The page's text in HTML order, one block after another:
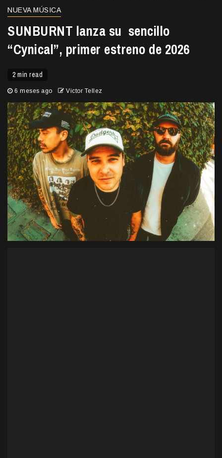
NUEVA MÚSICA
SUNBURNT lanza su sencillo
“Cynical”, primer estreno de 2026
2 min read
6 meses ago Victor Tellez